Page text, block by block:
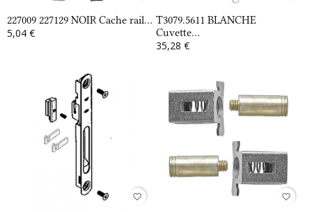
227009 227129 NOIR Cache rail...
5,04 €
T3079.5611 BLANCHE
Cuvette...
35,28 €
favorite_border favorite_border